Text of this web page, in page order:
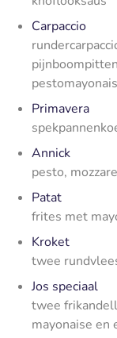
Carpaccio
Primavera
Annick
pesto,
Patat
frites met
Kroket
twee
Jos speciaal
twee
mayonaise en